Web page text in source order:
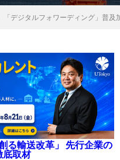
「デジタルフォワーディング」普及
る輸送改革」 先行企業の
底取材